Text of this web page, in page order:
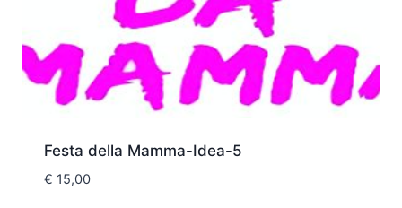
Festa della Mamma-Idea-5
€ 15,00